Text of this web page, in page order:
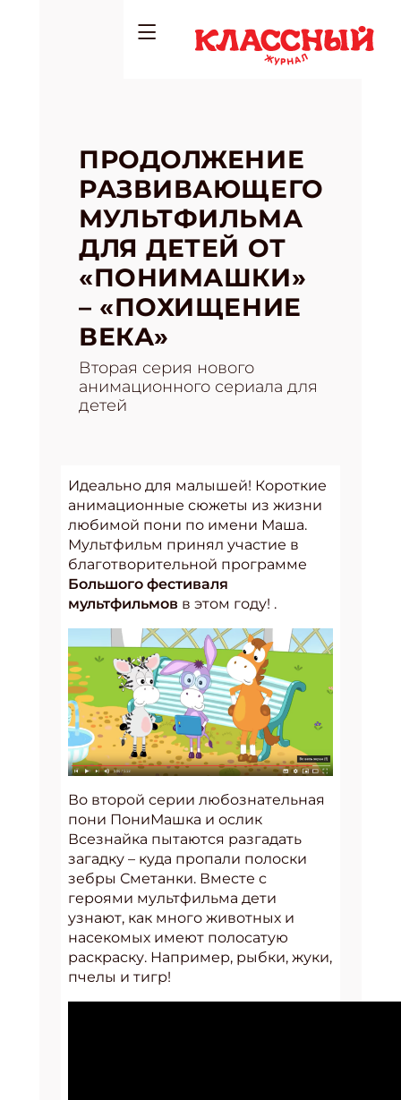
ПРОДОЛЖЕНИЕ
РАЗВИВАЮЩЕГО
МУЛЬТФИЛЬМА
ДЛЯ ДЕТЕЙ ОТ
«ПОНИМАШКИ»
– «ПОХИЩЕНИЕ
ВЕКА»
Вторая серия нового
анимационного сериала для
детей
Идеально для малышей! Короткие
анимационные сюжеты из жизни
любимой пони по имени Маша.
Мультфильм принял участие в
благотворительной программе
Большого фестиваля
мультфильмов в этом году! .
Во второй серии любознательная
пони ПониМашка и ослик
Всезнайка пытаются разгадать
загадку – куда пропали полоски
зебры Сметанки. Вместе с
героями мультфильма дети
узнают, как много животных и
насекомых имеют полосатую
раскраску. Например, рыбки, жуки,
пчелы и тигр!